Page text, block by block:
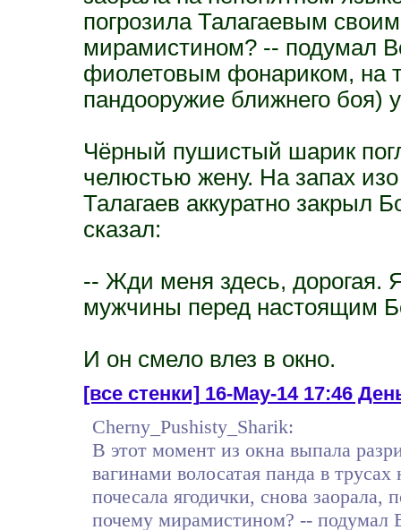
погрозила Талагаевым
мирамистином? -- подумал
фиолетовым фонариком, на
пандооружие ближнего боя)
Чёрный пушистый шарик
челюстью жену. На запах
Талагаев аккуратно закрыл
сказал:
-- Жди меня здесь, дорогая.
мужчины перед настоящим
И он смело влез в окно.
[все стенки]16-May-14 17:46
Cherny_Pushisty_Sharik:
В этот момент из окна выпала
вагинами волосатая панда в
почесала ягодички, снова
почему мирамистином? -- подумал